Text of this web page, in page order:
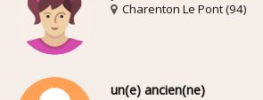
Charenton Le Pont (94)
un(e) ancien(ne)